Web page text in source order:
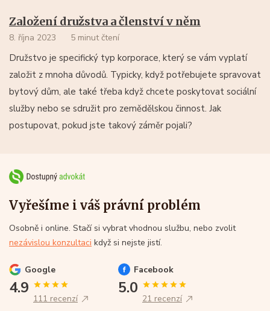
Založení družstva a členství v něm
8. října 2023 5 minut čtení
Družstvo je specifický typ korporace, který se vám vyplatí
založit z mnoha důvodů. Typicky, když potřebujete spravovat
bytový dům, ale také třeba když chcete poskytovat sociální
služby nebo se sdružit pro zemědělskou činnost. Jak
postupovat, pokud jste takový záměr pojali?
Vyřešíme i váš právní problém
Osobně i online. Stačí si vybrat vhodnou službu, nebo zvolit
nezávislou konzultaci když si nejste jistí.
Google
4.9
111 recenzí
Facebook
5.0
21 recenzí